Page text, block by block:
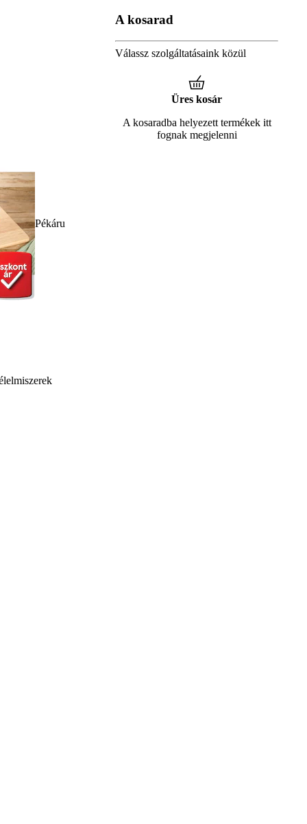
Pékáru
A kosarad
Válassz szolgáltatásaink közül
Üres kosár
A kosaradba helyezett termékek itt
fognak megjelenni